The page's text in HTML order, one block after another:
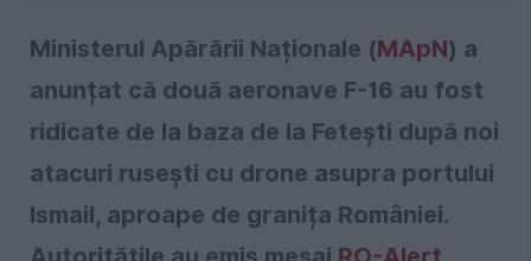
Ministerul Apărării Naționale (MApN) a
anunțat că două aeronave F-16 au fost
ridicate de la baza de la Fetești după noi
atacuri rusești cu drone asupra portului
Ismail, aproape de granița României.